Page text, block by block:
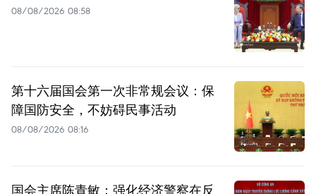
08/08/2026 08:58
第十六届国会第一次非常规会议：保
障国防安全，不妨碍民事活动
08/08/2026 08:16
国会主席陈青敏：强化经济警察在反